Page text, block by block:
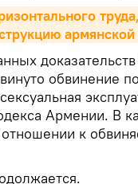
обвинение по
Армении. В
к